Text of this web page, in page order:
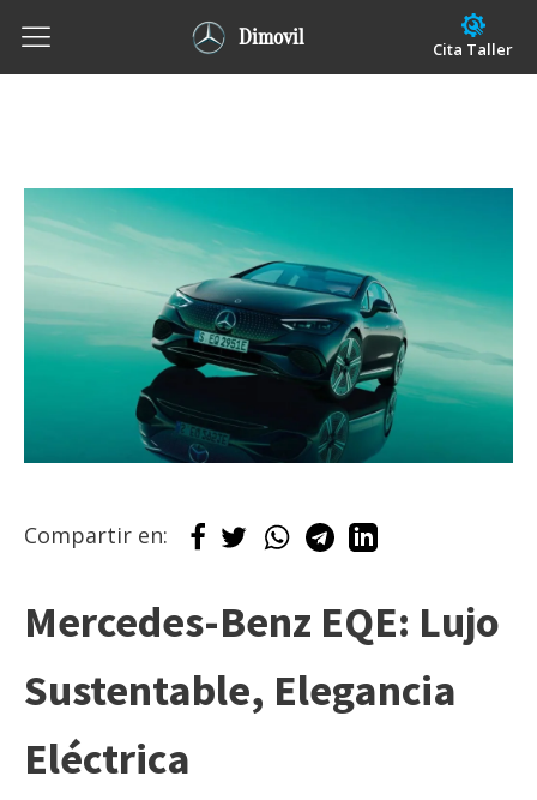
Dimovil Cita Taller
Compartir en:
Mercedes-Benz EQE: Lujo
Sustentable, Elegancia
Eléctrica